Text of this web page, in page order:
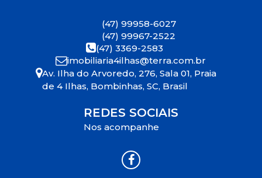
(47) 99958-6027
(47) 99967-2522
(47) 3369-2583
imobiliaria4ilhas@terra.com.br
Av. Ilha do Arvoredo, 276, Sala 01, Praia
de 4 Ilhas, Bombinhas, SC, Brasil
REDES SOCIAIS
Nos acompanhe